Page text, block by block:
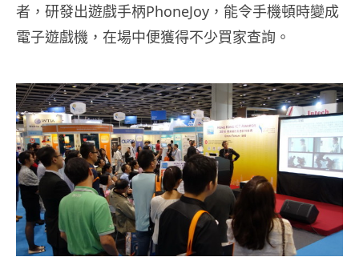
者，研發出遊戲手柄PhoneJoy，能令手機頓時變成
電子遊戲機，在場中便獲得不少買家查詢。